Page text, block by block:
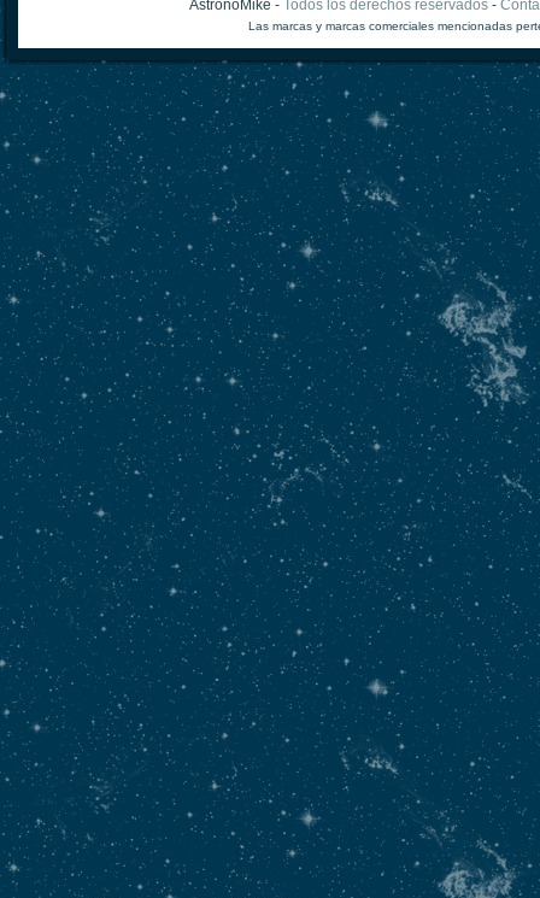
AstronoMike - Todos los derechos reservados-
Las marcas y marcas comerciales mencionadas